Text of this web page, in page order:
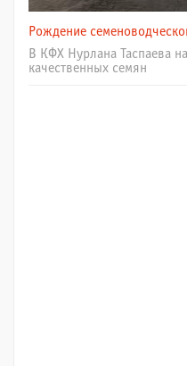
Рождение
В КФХ Нурлана Таспаева
качественных семян